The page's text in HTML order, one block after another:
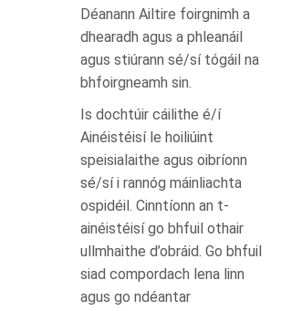
Déanann Ailtire foirgnimh a
dhearadh agus a phleanáil
agus stiúrann sé/sí tógáil na
bhfoirgneamh sin.
Is dochtúir cáilithe é/í
Ainéistéisí le hoiliúint
speisialaithe agus oibríonn
sé/sí i rannóg máinliachta
ospidéil. Cinntíonn an t-
ainéistéisí go bhfuil othair
ullmhaithe d’obráid. Go bhfuil
siad compordach lena linn
agus go ndéantar